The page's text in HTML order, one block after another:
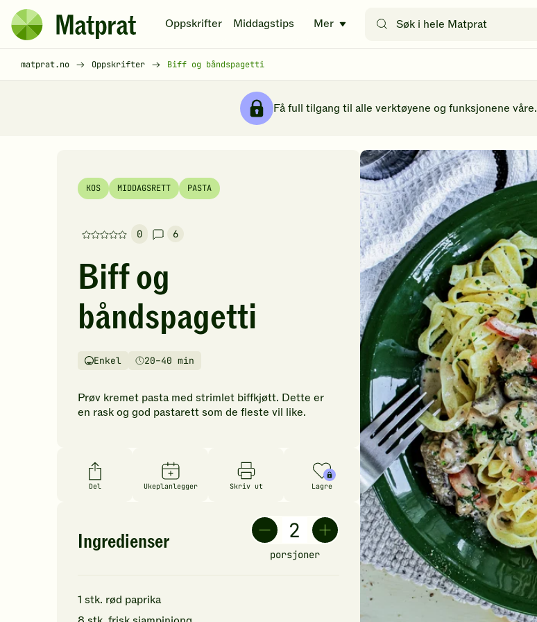
Hopp til hovedinnhold
Matprat
hjemmeside
Oppskrifter Middagstips Mer
etter
matprat.no Oppskrifter Biff og båndspagetti
Få full tilgang til alle verktøyene og funksjonene våre.
KOS MIDDAGSRETT PASTA
0
Denne
har
foreløpig
ingen
vurderinger.
Bli
første
å
vurdere
6
Biff og
båndspagetti
Vanskelighetsgrad
Enkel
Tilberedningstid20–40 min
Prøv kremet pasta med strimlet biffkjøtt. Dette er
en rask og god pastarett som de fleste vil like.
Del Ukeplanlegger Skriv ut Lagre
Ingredienser
porsjoner
1 stk. rød paprika